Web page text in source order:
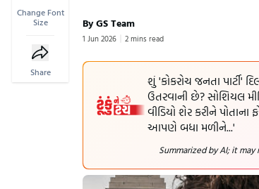
Change Font
Size
Share
By GS Team
1 Jun 2026 2 mins read
શું 'કોકરોચ જનતા પાર્ટી'
ઉતરવાની છે? સોશિયલ
વીડિયો શેર કરીને
આપણે બધા મળીને...'
Summarized by AI; it